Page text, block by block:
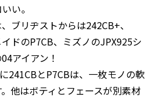
い。
ブリヂストからは242CB+、
ドのP7CB、ミズノのJPX925シ
アイアン！
241CBとP7CBは、一枚モノの軟
他はボティとフェースが別素材